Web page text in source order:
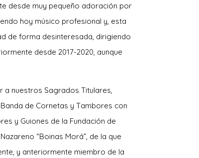
desde muy pequeño adoración por
hoy músico profesional y, esta
de forma desinteresada, dirigiendo
desde 2017-2020, aunque
a nuestros Sagrados Titulares,
de Cornetas y Tambores con
y Guiones de la Fundación de
“Boinas Morá”, de la que
y anteriormente miembro de la